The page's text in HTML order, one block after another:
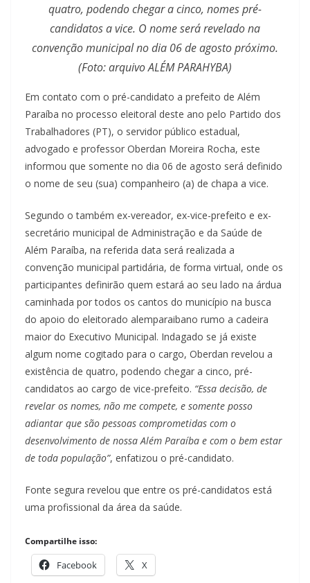
quatro, podendo chegar a cinco, nomes pré-
candidatos a vice. O nome será revelado na
convenção municipal no dia 06 de agosto próximo.
(Foto: arquivo ALÉM PARAHYBA)
Em contato com o pré-candidato a prefeito de Além
Paraíba no processo eleitoral deste ano pelo Partido dos
Trabalhadores (PT), o servidor público estadual,
advogado e professor Oberdan Moreira Rocha, este
informou que somente no dia 06 de agosto será definido
o nome de seu (sua) companheiro (a) de chapa a vice.
Segundo o também ex-vereador, ex-vice-prefeito e ex-
secretário municipal de Administração e da Saúde de
Além Paraíba, na referida data será realizada a
convenção municipal partidária, de forma virtual, onde os
participantes definirão quem estará ao seu lado na árdua
caminhada por todos os cantos do município na busca
do apoio do eleitorado alemparaibano rumo a cadeira
maior do Executivo Municipal. Indagado se já existe
algum nome cogitado para o cargo, Oberdan revelou a
existência de quatro, podendo chegar a cinco, pré-
candidatos ao cargo de vice-prefeito. “Essa decisão, de
revelar os nomes, não me compete, e somente posso
adiantar que são pessoas comprometidas com o
desenvolvimento de nossa Além Paraíba e com o bem estar
de toda população”, enfatizou o pré-candidato.
Fonte segura revelou que entre os pré-candidatos está
uma profissional da área da saúde.
Compartilhe isso:
Facebook X